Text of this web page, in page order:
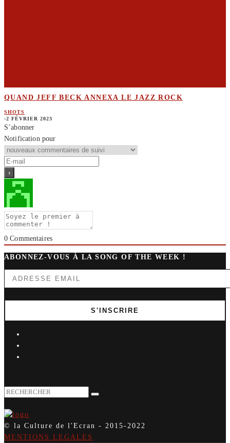
QUAND JEFF BECK ANNEXA LE JAZZ ROCK
SHOTS
·2 FÉVRIER 2023
S’abonner
Notification pour
0 Commentaires
ABONNEZ-VOUS À LA SONG OF THE WEEK !
© la Culture de l'Ecran - 2015-2022
MENTIONS LEGALES